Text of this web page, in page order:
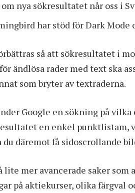
nya sökresultatet når oss i
har stöd för Dark Mode
så att sökresultatet i
ändlösa rader med text ska
som bryter av textraderna.
Google en sökning på vilka
en enkel punktlistam,
däremot få sidoscrollande
lite mer avancerade saker
på aktiekurser, olika färgval